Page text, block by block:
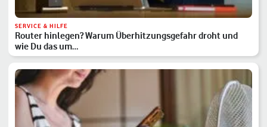
SERVICE & HILFE
Router hinlegen? Warum Überhitzungsgefahr droht und
wie Du das um…